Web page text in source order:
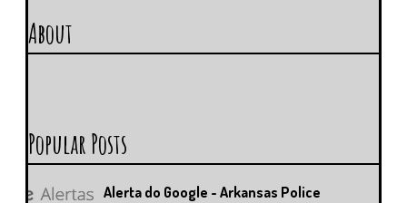
About
Popular Posts
Alerta do Google - Arkansas Police